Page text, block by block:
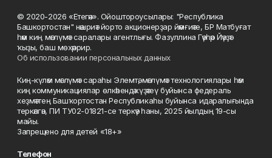
© 2020-2026 «Етегән». Ойоштороусылары: "Республика
Башкортостан" нәшриәт йорто акционерҙар йәмғиәте, БР Матбуғат
һәм киң мәғлүмәт саралары агентлығы. Фазуллина Гәүһәр Йәүҙәт
ҡыҙы, баш мөхәррир.
Об использовании персональных данных
Киң-күләм мәғлүмәт сараһы Элемтә, мәғлүмәт технологиялары һәм
киң коммуникациялар өлкәһендә күҙәтеү буйынса федераль
хеҙмәттең Башҡортостан Республикаһы буйынса идаралығында
теркәлгән, ПИ ТУ02-01821-се теркәү һаны, 2025 йылдың 19-сы
майы.
Запрещено для детей «18+»
Телефон